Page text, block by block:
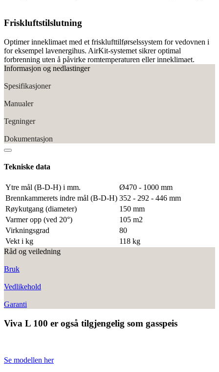
Friskluftstilslutning
Optimer inneklimaet med et frisklufttilførselssystem for vedovnen i
for eksempel lavenergihus. AirKit-systemet sikrer optimal
forbrenning uten å påvirke romtemperaturen eller inneklimaet.
Informasjon og nedlastinger
Spesifikasjoner
Manualer
Tegninger
Dokumentasjon
Tekniske data
Ytre mål (B-D-H) i mm.
Ø470 - 1000 mm
Brennkammerets indre mål (B-D-H) 352 - 292 - 446 mm
Røykutgang (diameter)
150 mm
Varmer opp (ved 20°)
105 m2
Virkningsgrad
80
Vekt i kg
118 kg
Råd og veiledning
Bruk
Vedlikehold
Garanti
Viva L 100 er også tilgjengelig som gasspeis
Se modellen her